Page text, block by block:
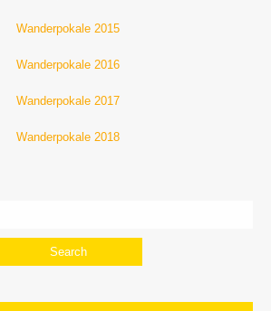
Wanderpokale 2015
Wanderpokale 2016
Wanderpokale 2017
Wanderpokale 2018